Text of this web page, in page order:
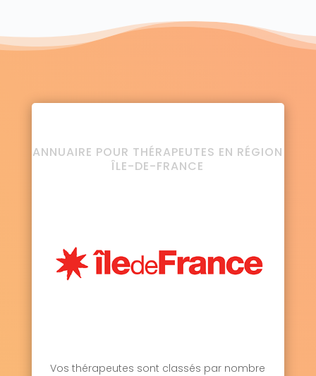
ANNUAIRE POUR THÉRAPEUTES EN RÉGION
ÎLE-DE-FRANCE
Vos thérapeutes sont classés par nombre